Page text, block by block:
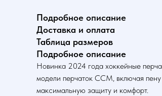
Подробное описание
Доставка и оплата
Таблица размеров
Подробное описание
Новинка 2024 года хоккейные
модели перчаток CCM, включая
максимальную защиту и комфорт.